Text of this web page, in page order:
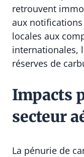
retrouvent
aux
locales aux
internationales,
réserves de
Impacts
secteur
La pénurie de